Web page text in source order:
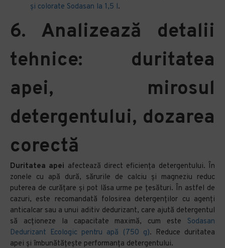
și colorate Sodasan la 1,5 l.
6. Analizează detalii
tehnice: duritatea
apei, mirosul
detergentului, dozarea
corectă
Duritatea apei afectează direct eficiența detergentului. În
zonele cu apă dură, sărurile de calciu și magneziu reduc
puterea de curățare și pot lăsa urme pe țesături. În astfel de
cazuri, este recomandată folosirea detergenților cu agenți
anticalcar sau a unui aditiv dedurizant, care ajută detergentul
să acționeze la capacitate maximă, cum este Sodasan
Dedurizant Ecologic pentru apă (750 g). Reduce duritatea
apei și îmbunătățește performanța detergentului.